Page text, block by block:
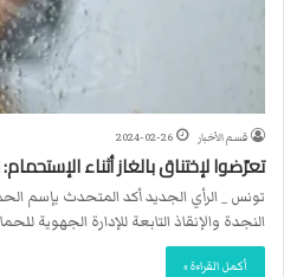
قسم الأخبار 2024-02-26
تعرّضوا لإختناق بالغاز أثناء الإستحمام:
تونس _ الرأي الجديد أكد المتحدث بإسم
النجدة والإنقاذ التابعة للإدارة الجهوية
أكمل القراءة »